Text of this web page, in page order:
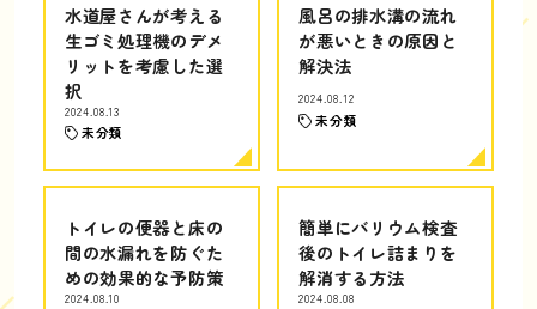
水道屋さんが考える
生ゴミ処理機のデメ
リットを考慮した選
択
2024.08.13
未分類
風呂の排水溝の流れ
が悪いときの原因と
解決法
2024.08.12
未分類
トイレの便器と床の
間の水漏れを防ぐた
めの効果的な予防策
2024.08.10
簡単にバリウム検査
後のトイレ詰まりを
解消する方法
2024.08.08